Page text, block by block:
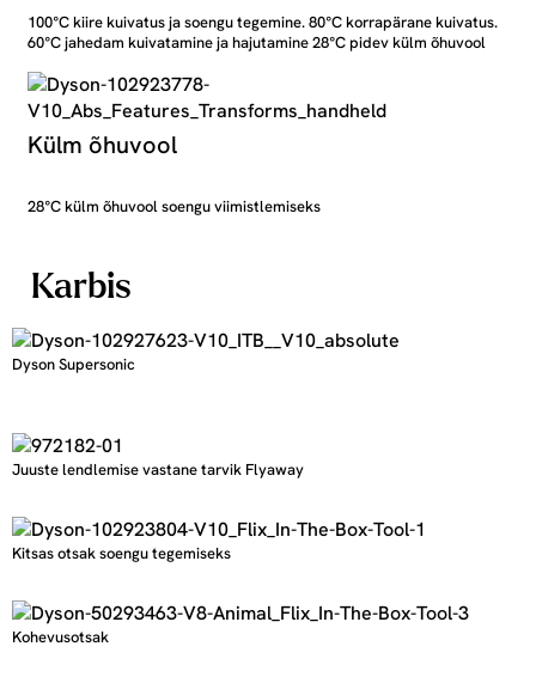
100°C kiire kuivatus ja soengu tegemine. 80°C korrapärane kuivatus.
60°C jahedam kuivatamine ja hajutamine 28°C pidev külm õhuvool
Külm õhuvool
28°C külm õhuvool soengu viimistlemiseks
Karbis
Dyson Supersonic
Juuste lendlemise vastane tarvik Flyaway
Kitsas otsak soengu tegemiseks
Kohevusotsak